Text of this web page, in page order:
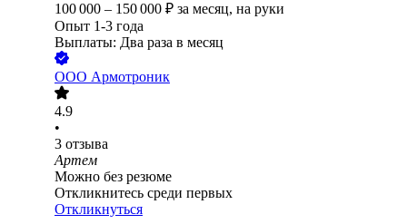
100 000 – 150 000 ₽ за месяц, на руки
Опыт 1-3 года
Выплаты: Два раза в месяц
ООО Армотроник
4.9
•
3 отзыва
Артем
Можно без резюме
Откликнитесь среди первых
Откликнуться